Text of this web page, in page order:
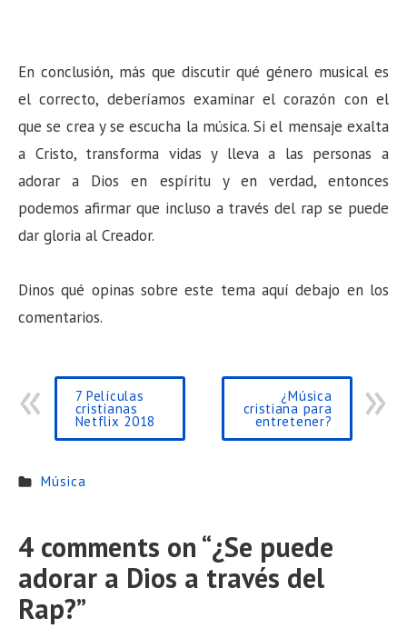
En conclusión, más que discutir qué género musical es
el correcto, deberíamos examinar el corazón con el
que se crea y se escucha la música. Si el mensaje exalta
a Cristo, transforma vidas y lleva a las personas a
adorar a Dios en espíritu y en verdad, entonces
podemos afirmar que incluso a través del rap se puede
dar gloria al Creador.
Dinos qué opinas sobre este tema aquí debajo en los
comentarios.
7 Películas
cristianas
Netflix 2018
¿Música
cristiana para
entretener?
Música
4 comments on “¿Se puede
adorar a Dios a través del
Rap?”